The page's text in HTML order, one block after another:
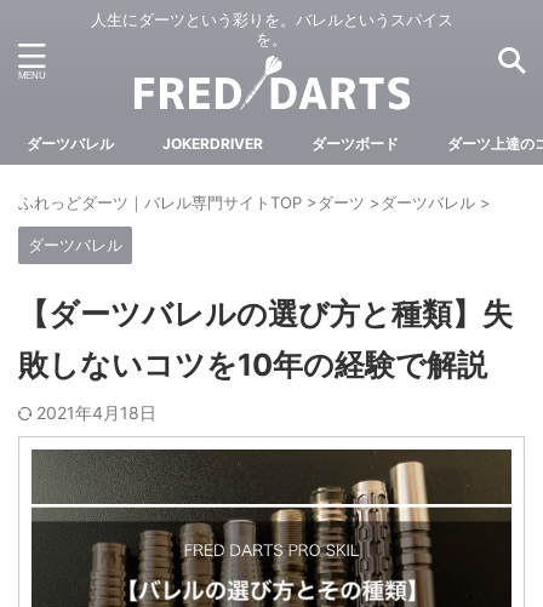
人生にダーツという彩りを。バレルというスパイス
を。
ダーツバレル JOKERDRIVER ダーツボード ダーツ上達の
ふれっどダーツ｜バレル専門サイトTOP >ダーツ >ダーツバレル >
ダーツバレル
【ダーツバレルの選び方と種類】失
敗しないコツを10年の経験で解説
2021年4月18日